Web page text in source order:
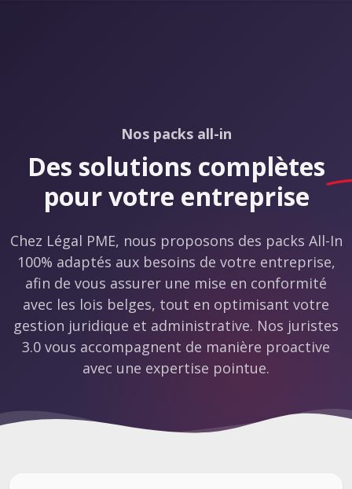
Nos packs all-in
Des solutions complètes
pour votre entreprise
Chez Légal PME, nous proposons des packs All-In
100% adaptés aux besoins de votre entreprise,
afin de vous assurer une mise en conformité
avec les lois belges, tout en optimisant votre
gestion juridique et administrative. Nos juristes
3.0 vous accompagnent de manière proactive
avec une expertise pointue.